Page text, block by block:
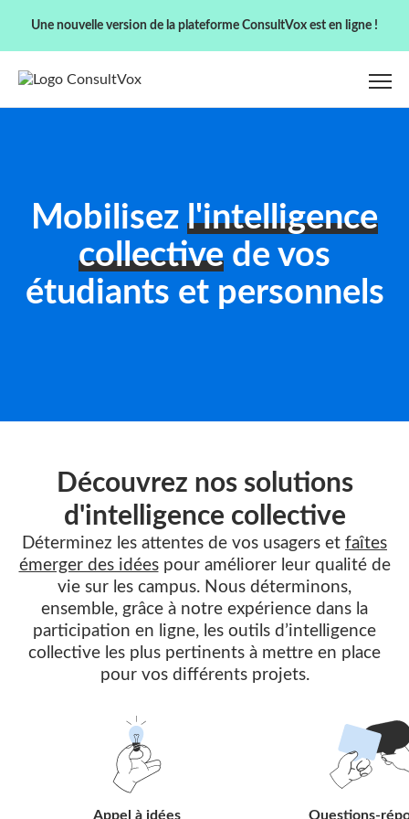
Une nouvelle version de la plateforme ConsultVox est en ligne !
Mobilisez l'intelligence
collective de vos
étudiants et personnels
Découvrez nos solutions
d'intelligence collective
Déterminez les attentes de vos usagers et faîtes
émerger des idéespour améliorer leur qualité de
vie sur les campus. Nous déterminons,
ensemble, grâce à notre expérience dans la
participation en ligne, les outils d’intelligence
collective les plus pertinents à mettre en place
pour vos différents projets.
Suivre
le
lien
Appel à idées
le
lien
Questions-